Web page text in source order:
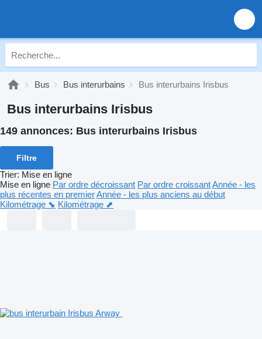
Bus Bus interurbains Bus interurbains Irisbus
Bus interurbains Irisbus
149 annonces: Bus interurbains Irisbus
Filtre
Trier: Mise en ligne
Mise en ligne Par ordre décroissant Par ordre croissantAnnée - les
plus récentes en premierAnnée - les plus anciens au début
Kilométrage ⬊ Kilométrage ⬈